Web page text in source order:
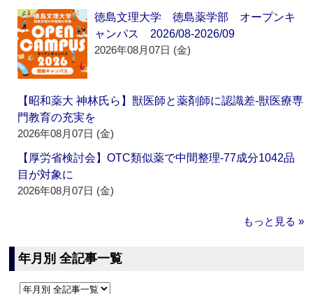
徳島文理大学 徳島薬学部 オープンキ
ャンパス 2026/08-2026/09
2026年08月07日 (金)
【昭和薬大 神林氏ら】獣医師と薬剤師に認識差‐獣医療専
門教育の充実を
2026年08月07日 (金)
【厚労省検討会】OTC類似薬で中間整理‐77成分1042品
目が対象に
2026年08月07日 (金)
もっと見る »
年月別 全記事一覧